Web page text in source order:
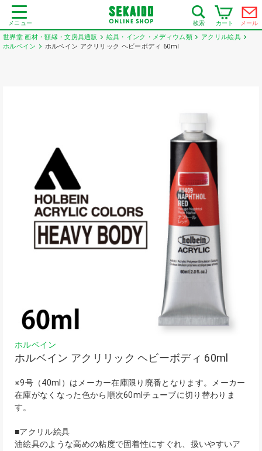
メニュー 検索 カート メール
世界堂 画材・額縁・文房具通販 絵具・インク・メディウム類
アクリル絵具
ホルベイン
ホルベイン アクリリック ヘビーボディ 60ml
ホルベイン
ホルベイン アクリリック ヘビーボディ 60ml
※9号（40ml）はメーカー在庫限り廃番となります。メーカー
在庫がなくなった色から順次60mlチューブに切り替わりま
す。
■アクリル絵具
油絵具のような高めの粘度で固着性にすぐれ、扱いやすいア